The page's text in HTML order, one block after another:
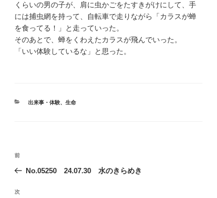
くらいの男の子が、肩に虫かごをたすきがけにして、手
には捕虫網を持って、自転車で走りながら「カラスが蝉
を食ってる！」と走っていった。
そのあとで、蝉をくわえたカラスが飛んでいった。
「いい体験しているな」と思った。
カ
出来事・体験、 生命
投
ビ
前
の
稿
前
No.05250 24.07.30 水のきらめき
次
次